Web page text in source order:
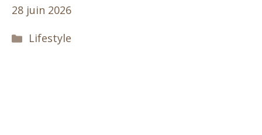
28 juin 2026
Catégories
Lifestyle